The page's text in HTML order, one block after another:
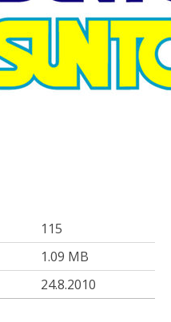
115
1.09 MB
24.8.2010